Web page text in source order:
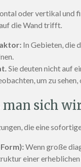
oder vertikal und
die Wand trifft.
In Gebieten, die
Sie deuten nicht auf
um zu sehen,
man sich
die eine
Wenn große
einer